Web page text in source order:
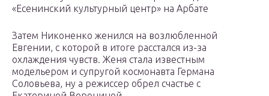
«Есенинский культурный центр» на Арбате
Затем Никоненко женился на возлюбленной
Евгении, с которой в итоге расстался из-за
охлаждения чувств. Женя стала известным
модельером и супругой космонавта Германа
Соловьева, ну а режиссер обрел счастье с